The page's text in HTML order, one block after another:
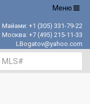
Открыть
Меню
Майами: +1 (305) 331-79-22
Москва: +7 (495) 215-11-33
LBogatov@yahoo.com